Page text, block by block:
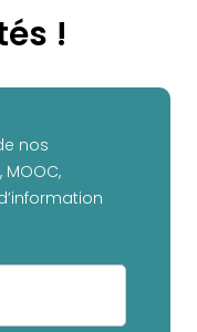
!
nos